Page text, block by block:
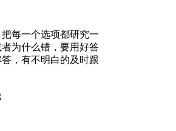
每一个选项都研究一
为什么错，要用好答
，有不明白的及时跟